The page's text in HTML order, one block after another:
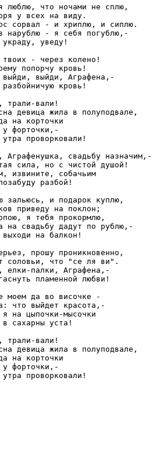
люблю, что ночами не сплю,
у всех на виду.
сорвал - и хриплю, и сиплю.
нарублю - я себя погублю,-
украду, уведу!
твоих - через колено!
попорчу кровь!
выйди, выйди, Аграфена,-
разбойничую кровь!
трали-вали!
девица жила в полуподвале,
на корточки
у форточки,-
утра проворковали!
Аграфенушка, свадьбу назначим,-
сила, но с чистой душой!
извините, собачьим
разбой!
зальюсь, и подарок куплю,
приведу на поклон;
я тебя прокормлю,
на свадьбу дадут по рублю,-
выходи на балкон!
прошу проникновенно,
соловьи, что "се ля ви".
елки-палки, Аграфена,-
пламенной любви!
моем да во височке -
что выйдет красота,-
я на цыпочки-мысочки
в сахарны уста!
трали-вали!
девица жила в полуподвале,
на корточки
у форточки,-
утра проворковали!